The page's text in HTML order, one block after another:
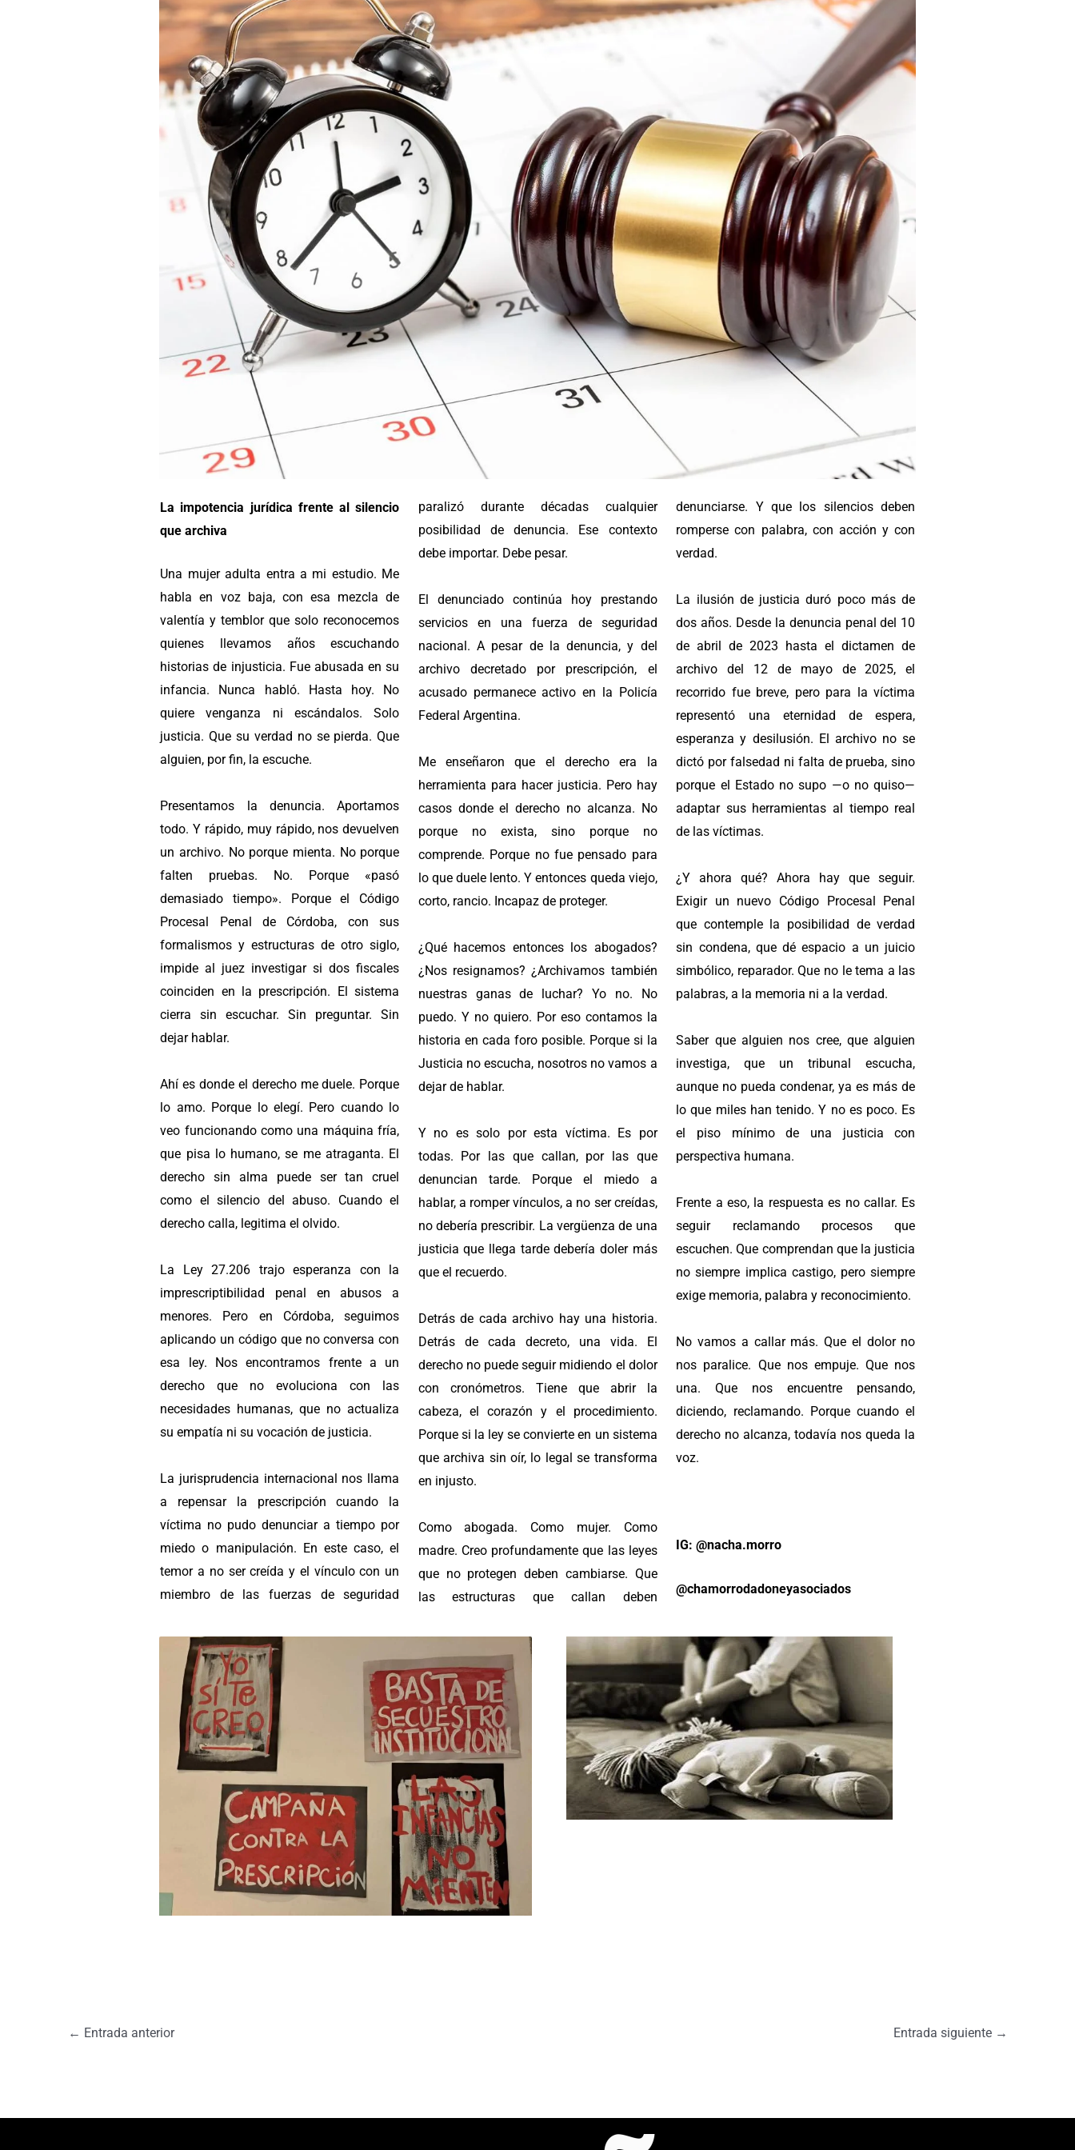
La impotencia jurídica frente al silencio
que archiva
Una mujer adulta entra a mi estudio. Me
habla en voz baja, con esa mezcla de
valentía y temblor que solo reconocemos
quienes llevamos años escuchando
historias de injusticia. Fue abusada en su
infancia. Nunca habló. Hasta hoy. No
quiere venganza ni escándalos. Solo
justicia. Que su verdad no se pierda. Que
alguien, por fin, la escuche.
Presentamos la denuncia. Aportamos
todo. Y rápido, muy rápido, nos devuelven
un archivo. No porque mienta. No porque
falten pruebas. No. Porque «pasó
demasiado tiempo». Porque el Código
Procesal Penal de Córdoba, con sus
formalismos y estructuras de otro siglo,
impide al juez investigar si dos fiscales
coinciden en la prescripción. El sistema
cierra sin escuchar. Sin preguntar. Sin
dejar hablar.
Ahí es donde el derecho me duele. Porque
lo amo. Porque lo elegí. Pero cuando lo
veo funcionando como una máquina fría,
que pisa lo humano, se me atraganta. El
derecho sin alma puede ser tan cruel
como el silencio del abuso. Cuando el
derecho calla, legitima el olvido.
La Ley 27.206 trajo esperanza con la
imprescriptibilidad penal en abusos a
menores. Pero en Córdoba, seguimos
aplicando un código que no conversa con
esa ley. Nos encontramos frente a un
derecho que no evoluciona con las
necesidades humanas, que no actualiza
su empatía ni su vocación de justicia.
La jurisprudencia internacional nos llama
a repensar la prescripción cuando la
víctima no pudo denunciar a tiempo por
miedo o manipulación. En este caso, el
temor a no ser creída y el vínculo con un
miembro de las fuerzas de seguridad
paralizó durante décadas cualquier
posibilidad de denuncia. Ese contexto
debe importar. Debe pesar.
El denunciado continúa hoy prestando
servicios en una fuerza de seguridad
nacional. A pesar de la denuncia, y del
archivo decretado por prescripción, el
acusado permanece activo en la Policía
Federal Argentina.
Me enseñaron que el derecho era la
herramienta para hacer justicia. Pero hay
casos donde el derecho no alcanza. No
porque no exista, sino porque no
comprende. Porque no fue pensado para
lo que duele lento. Y entonces queda viejo,
corto, rancio. Incapaz de proteger.
¿Qué hacemos entonces los abogados?
¿Nos resignamos? ¿Archivamos también
nuestras ganas de luchar? Yo no. No
puedo. Y no quiero. Por eso contamos la
historia en cada foro posible. Porque si la
Justicia no escucha, nosotros no vamos a
dejar de hablar.
Y no es solo por esta víctima. Es por
todas. Por las que callan, por las que
denuncian tarde. Porque el miedo a
hablar, a romper vínculos, a no ser creídas,
no debería prescribir. La vergüenza de una
justicia que llega tarde debería doler más
que el recuerdo.
Detrás de cada archivo hay una historia.
Detrás de cada decreto, una vida. El
derecho no puede seguir midiendo el dolor
con cronómetros. Tiene que abrir la
cabeza, el corazón y el procedimiento.
Porque si la ley se convierte en un sistema
que archiva sin oír, lo legal se transforma
en injusto.
Como abogada. Como mujer. Como
madre. Creo profundamente que las leyes
que no protegen deben cambiarse. Que
las estructuras que callan deben
denunciarse. Y que los silencios deben
romperse con palabra, con acción y con
verdad.
La ilusión de justicia duró poco más de
dos años. Desde la denuncia penal del 10
de abril de 2023 hasta el dictamen de
archivo del 12 de mayo de 2025, el
recorrido fue breve, pero para la víctima
representó una eternidad de espera,
esperanza y desilusión. El archivo no se
dictó por falsedad ni falta de prueba, sino
porque el Estado no supo —o no quiso—
adaptar sus herramientas al tiempo real
de las víctimas.
¿Y ahora qué? Ahora hay que seguir.
Exigir un nuevo Código Procesal Penal
que contemple la posibilidad de verdad
sin condena, que dé espacio a un juicio
simbólico, reparador. Que no le tema a las
palabras, a la memoria ni a la verdad.
Saber que alguien nos cree, que alguien
investiga, que un tribunal escucha,
aunque no pueda condenar, ya es más de
lo que miles han tenido. Y no es poco. Es
el piso mínimo de una justicia con
perspectiva humana.
Frente a eso, la respuesta es no callar. Es
seguir reclamando procesos que
escuchen. Que comprendan que la justicia
no siempre implica castigo, pero siempre
exige memoria, palabra y reconocimiento.
No vamos a callar más. Que el dolor no
nos paralice. Que nos empuje. Que nos
una. Que nos encuentre pensando,
diciendo, reclamando. Porque cuando el
derecho no alcanza, todavía nos queda la
voz.
IG: @nacha.morro
@chamorrodadoneyasociados
← Entrada anterior Entrada siguiente →